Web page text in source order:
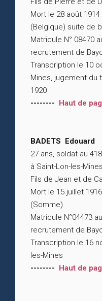
Mort le 28 août
(Belgique) suite de
Matricule N° 08470
recrutement de
Transcription le 10
Mines, jugement du
1920
-------- Haut de
BADETS Edouard
27 ans, soldat au
à Saint-Lon-les-Mines
Fils de Jean et de
Mort le 15 juillet
(Somme)
Matricule N°04473
recrutement de
Transcription le 16
les-Mines
-------- Haut de